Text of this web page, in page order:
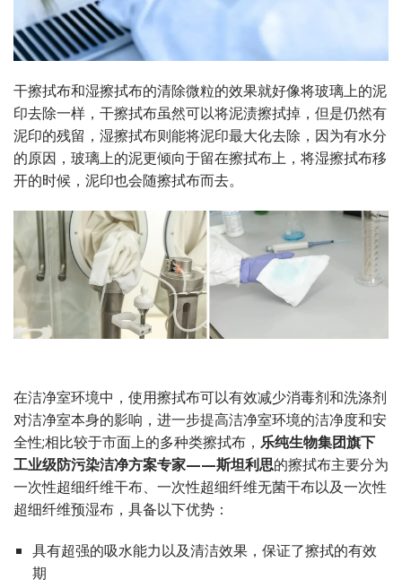
干擦拭布和湿擦拭布的清除微粒的效果就好像将玻璃上的泥
印去除一样，干擦拭布虽然可以将泥渍擦拭掉，但是仍然有
泥印的残留，湿擦拭布则能将泥印最大化去除，因为有水分
的原因，玻璃上的泥更倾向于留在擦拭布上，将湿擦拭布移
开的时候，泥印也会随擦拭布而去。
在洁净室环境中，使用擦拭布可以有效减少消毒剂和洗涤剂
对洁净室本身的影响，进一步提高洁净室环境的洁净度和安
全性;相比较于市面上的多种类擦拭布， 乐纯生物集团旗下
工业级防污染洁净方案专家——斯坦利思的擦拭布主要分为
一次性超细纤维干布、一次性超细纤维无菌干布以及一次性
超细纤维预湿布，具备以下优势：
具有超强的吸水能力以及清洁效果，保证了擦拭的有效
期